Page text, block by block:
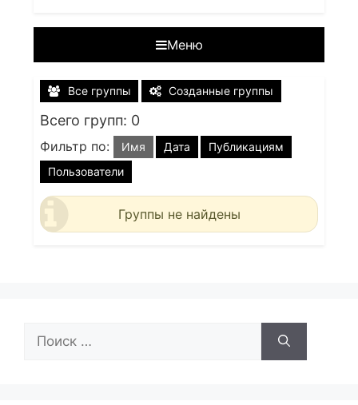
Меню
Все группы Созданные группы
Всего групп: 0
Фильтр по: Имя Дата
Публикациям
Пользователи
Группы не найдены